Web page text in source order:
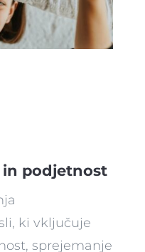
podjetnost
ki vključuje
sprejemanje